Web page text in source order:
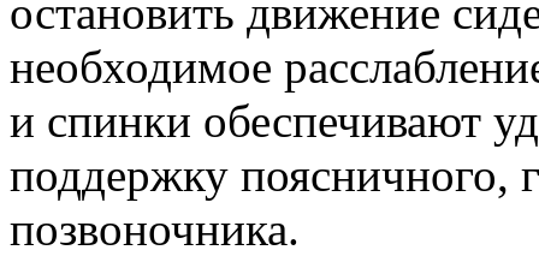
остановить движение
необходимое
и спинки обеспечивают
поддержку поясничного,
позвоночника.